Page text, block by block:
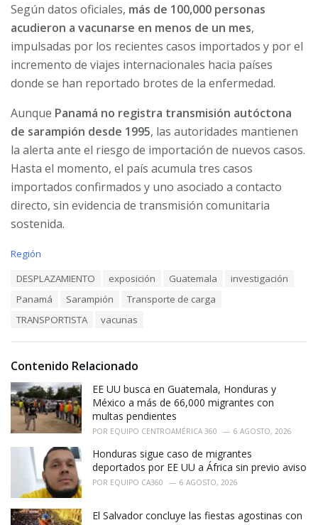
Según datos oficiales, más de 100,000 personas
acudieron a vacunarse en menos de un mes,
impulsadas por los recientes casos importados y por el
incremento de viajes internacionales hacia países
donde se han reportado brotes de la enfermedad.
Aunque Panamá no registra transmisión autóctona
de sarampión desde 1995, las autoridades mantienen
la alerta ante el riesgo de importación de nuevos casos.
Hasta el momento, el país acumula tres casos
importados confirmados y uno asociado a contacto
directo, sin evidencia de transmisión comunitaria
sostenida.
C
s
:
Región
DESPLAZAMIENTO exposición Guatemala
investigación
Panamá
Sarampión
Transporte de carga
TRANSPORTISTA
vacunas
Contenido Relacionado
EE UU busca en Guatemala, Honduras y
México a más de 66,000 migrantes con
multas pendientes
POR EQUIPO CENTROAMÉRICA 360 6 AGOSTO, 2026
Honduras sigue caso de migrantes
deportados por EE UU a África sin previo aviso
POR EQUIPO CA360 6 AGOSTO, 2026
El Salvador concluye las fiestas agostinas con